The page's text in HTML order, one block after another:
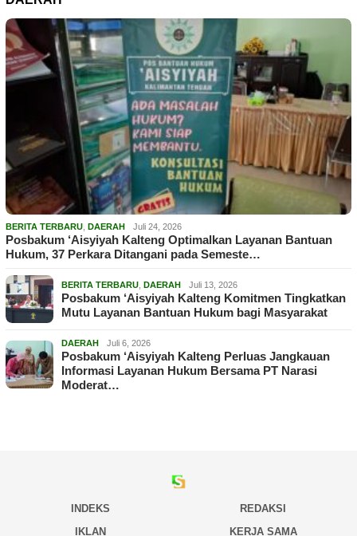
BERITA TERBARU DAERAH Juli 24, 2026
Posbakum ‘Aisyiyah Kalteng Optimalkan Layanan Bantuan
Hukum, 37 Perkara Ditangani pada Semeste…
BERITA TERBARU DAERAH Juli 13, 2026
Posbakum ‘Aisyiyah Kalteng Komitmen Tingkatkan
Mutu Layanan Bantuan Hukum bagi Masyarakat
DAERAH Juli 6, 2026
Posbakum ‘Aisyiyah Kalteng Perluas Jangkauan
Informasi Layanan Hukum Bersama PT Narasi
Moderat…
INDEKS
REDAKSI
IKLAN
KERJA SAMA